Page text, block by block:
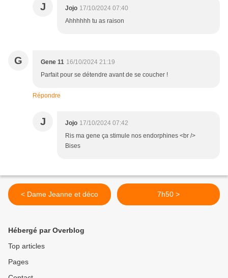
J Jojo 17/10/2024 07:40
Ahhhhhh tu as raison
G Gene 11 16/10/2024 21:19
Parfait pour se détendre avant de se coucher !
Répondre
J Jojo 17/10/2024 07:42
Ris ma gene ça stimule nos endorphines <br />
Bises
< Dame Jeanne et déco 7h50 >
Hébergé par Overblog
Top articles
Pages